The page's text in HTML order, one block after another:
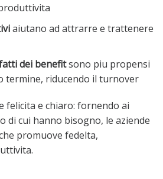
aiutano ad attrarre e trattenere
dei benefitsono piu propensi
termine, riducendo il turnover
felicita e chiaro: fornendo ai
di cui hanno bisogno, le aziende
promuove fedelta,